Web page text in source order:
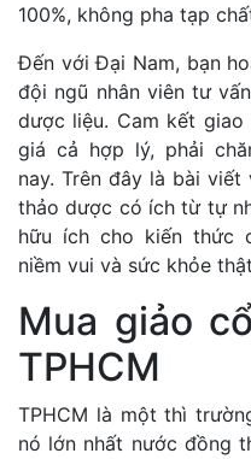
100%, không pha tạp
Đến với Đại Nam, bạn
đội ngũ nhân viên tư
dược liệu. Cam kết giao
giá cả hợp lý, phải
nay. Trên đây là bài
thảo dược có ích từ tự
hữu ích cho kiến thức
niềm vui và sức khỏe
Mua giảo
TPHCM
TPHCM là một thì
nó lớn nhất nước đồng